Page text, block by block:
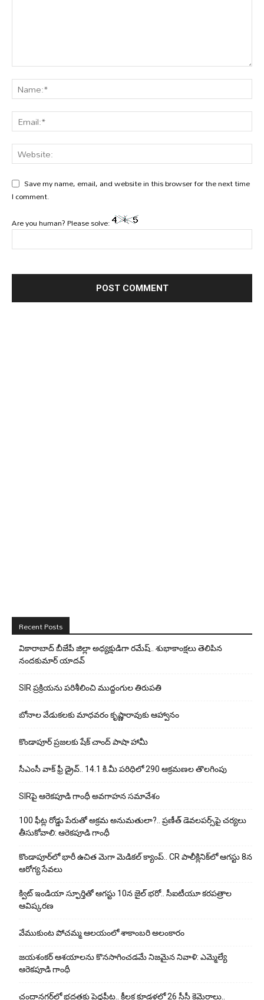
Save my name, email, and website in this browser for the next time
I comment.
Are you human? Please solve:
Recent Posts
వికారాబాద్ బీజేపీ జిల్లా అధ్యక్షుడిగా రమేష్‌.. శుభాకాంక్షలు తెలిపిన
నందకుమార్ యాదవ్
SIR ప్రక్రియను పరిశీలించి ముద్దంగుల తిరుపతి
బోనాల వేడుకలకు మాధవరం కృష్ణారావుకు ఆహ్వానం
కొండాపూర్ ప్రజలకు షేక్ చాంద్ పాషా హామీ
సీఎంసీ వాక్ ఫ్రీ డ్రైవ్.. 14.1 కి.మీ పరిధిలో 290 ఆక్రమణల తొలగింపు
SIRపై ఆరెకపూడి గాంధీ అవగాహన సమావేశం
100 ఫీట్ల రోడ్డు పేరుతో అక్రమ అనుమతులా?.. ప్రణీత్ డెవలపర్స్‌పై చర్యలు
తీసుకోవాలి: ఆరెకపూడి గాంధీ
కొండాపూర్‌లో భారీ ఉచిత మెగా మెడికల్ క్యాంప్.. CR పాలీక్లినిక్‌లో ఆగస్టు 8న
ఆరోగ్య సేవలు
క్విట్ ఇండియా స్ఫూర్తితో ఆగస్టు 10న జైల్ భరో.. సీఐటీయూ కరపత్రాల
ఆవిష్కరణ
వేముకుంట పోచమ్మ ఆలయంలో శాకాంబరి అలంకారం
జయశంకర్ ఆశయాలను కొనసాగించడమే నిజమైన నివాళి: ఎమ్మెల్యే
ఆరెక‌పూడి గాంధీ
చందానగర్‌లో భద్రతకు పెద్దపీట.. కీలక కూడళ్లలో 26 సీసీ కెమెరాలు..